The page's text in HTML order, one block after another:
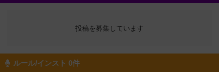
投稿を募集しています
ルール/インスト 0件